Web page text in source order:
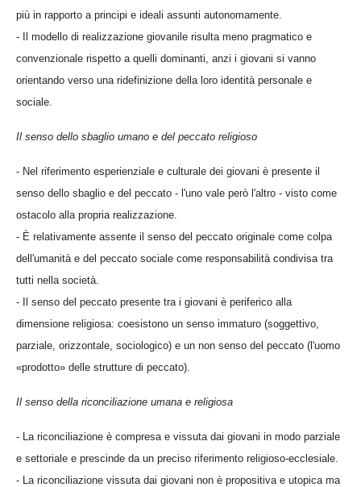
più in rapporto a principi e ideali assunti autonomamente.
- Il modello di realizzazione giovanile risulta meno pragmatico e
convenzionale rispetto a quelli dominanti, anzi i giovani si vanno
orientando verso una ridefinizione della loro identità personale e
sociale.
Il senso dello sbaglio umano e del peccato religioso
- Nel riferimento esperienziale e culturale dei giovani è presente il
senso dello sbaglio e del peccato - l'uno vale però l'altro - visto come
ostacolo alla propria realizzazione.
- È relativamente assente il senso del peccato originale come colpa
dell'umanità e del peccato sociale come responsabilità condivisa tra
tutti nella società.
- Il senso del peccato presente tra i giovani è periferico alla
dimensione religiosa: coesistono un senso immaturo (soggettivo,
parziale, orizzontale, sociologico) e un non senso del peccato (l'uomo
«prodotto» delle strutture di peccato).
Il senso della riconciliazione umana e religiosa
- La riconciliazione è compresa e vissuta dai giovani in modo parziale
e settoriale e prescinde da un preciso riferimento religioso-ecclesiale.
- La riconciliazione vissuta dai giovani non è propositiva e utopica ma